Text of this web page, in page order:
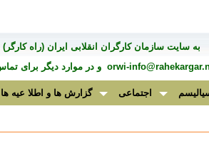
به سايت سازمان کارگران انقلابی ايران (راه
orwi- و در موارد ديگر برای
اجتماعی گزارش ها و اطلا عیه ها